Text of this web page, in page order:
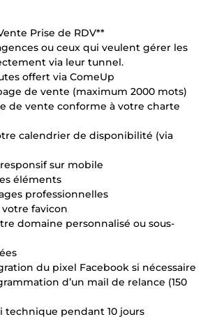
Prise de RDV**
ou ceux qui veulent gérer les
via leur tunnel.
offert via ComeUp
de vente (maximum 2000 mots)
de vente conforme à votre charte
calendrier de disponibilité (via
sur mobile
éléments
professionnelles
favicon
domaine personnalisé ou sous-
du pixel Facebook si nécessaire
d’un mail de relance (150
technique pendant 10 jours